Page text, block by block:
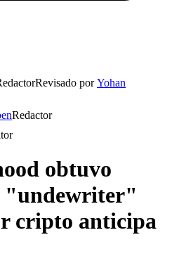
Revisado porYohan
Redactor
obtuvo
"undewriter"
cripto anticipa